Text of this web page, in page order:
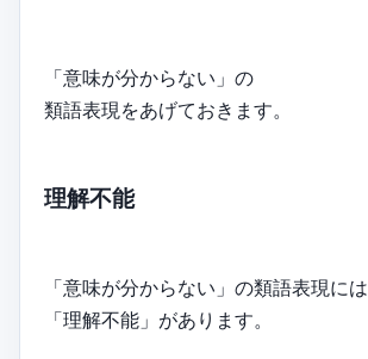
「意味が分からない」の
類語表現をあげておきます。
理解不能
「意味が分からない」の類語表現には
「理解不能」があります。